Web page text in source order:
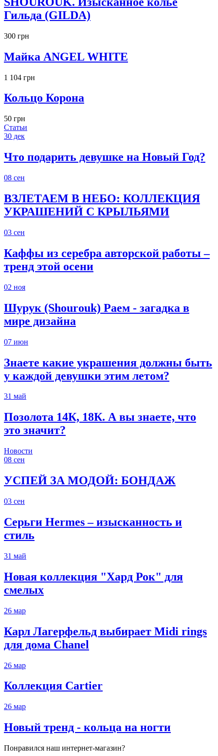
Гильда (GILDA)
300 грн
Майка ANGEL WHITE
1 104 грн
Кольцо Корона
50 грн
Статьи
30 дек
Что подарить девушке на Новый Год?
08 сен
ВЗЛЕТАЕМ В НЕБО: КОЛЛЕКЦИЯ
УКРАШЕНИЙ С КРЫЛЬЯМИ
03 сен
Каффы из серебра авторской работы –
тренд этой осени
02 ноя
Шурук (Shourouk) Раем - загадка в
мире дизайна
07 июн
Знаете какие украшения должны быть
у каждой девушки этим летом?
31 май
Позолота 14К, 18К. А вы знаете, что
это значит?
Новости
08 сен
УСПЕЙ ЗА МОДОЙ: БОНДАЖ
03 сен
Серьги Hermes – изысканность и
стиль
31 май
Новая коллекция "Хард Рок" для
смелых
26 мар
Карл Лагерфельд выбирает Midi rings
для дома Chanel
26 мар
Коллекция Cartier
26 мар
Новый тренд - кольца на ногти
Понравился наш интернет-магазин?